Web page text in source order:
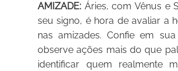
AMIZADE: Áries, com Vênus e
seu signo, é hora de avaliar a
nas amizades. Confie em
observe ações mais do que
identificar quem realmente